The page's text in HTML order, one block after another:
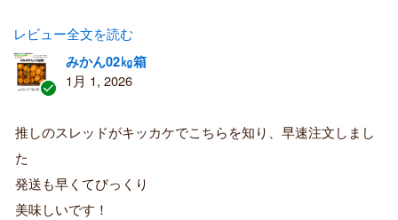
レビュー全文を読む
証
済
購
みかん02㎏箱
1月 1, 2026
推しのスレッドがキッカケでこちらを知り、早速注文しまし
た
発送も早くてびっくり
美味しいです！